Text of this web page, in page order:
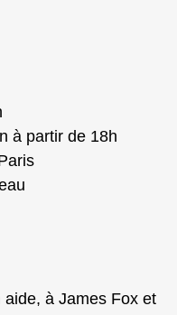
à partir de 18h
à James Fox et